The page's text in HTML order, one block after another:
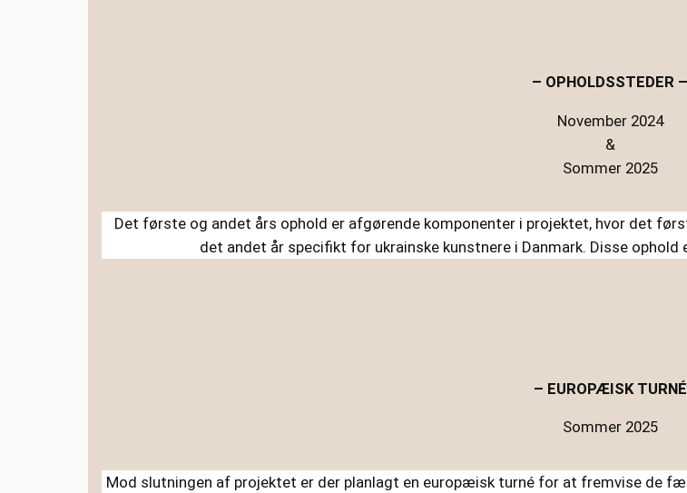
– OPHOLDSSTEDER –
November 2024
&
Sommer 2025
Det første og andet års ophold er afgørende komponenter i projektet, hvor det
det andet år specifikt for ukrainske kunstnere i Danmark. Disse
– EUROPÆISK TURNÉ
Sommer 2025
Mod slutningen af projektet er der planlagt en europæisk turné for at fremvise de